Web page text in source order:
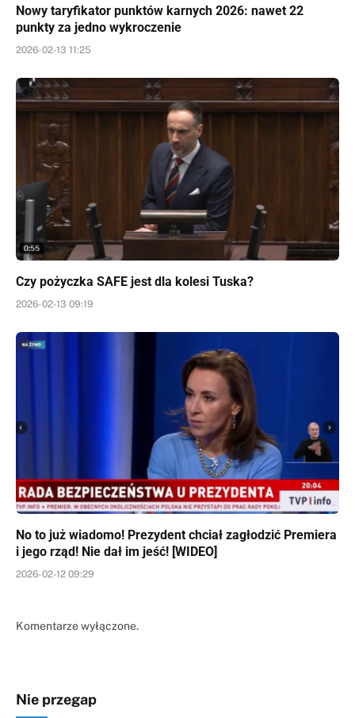
Nowy taryfikator punktów karnych 2026: nawet 22
punkty za jedno wykroczenie
2026-02-13 11:25
Czy pożyczka SAFE jest dla kolesi Tuska?
2026-02-13 09:19
No to już wiadomo! Prezydent chciał zagłodzić Premiera
i jego rząd! Nie dał im jeść! [WIDEO]
2026-02-12 09:29
Komentarze wyłączone.
Nie przegap